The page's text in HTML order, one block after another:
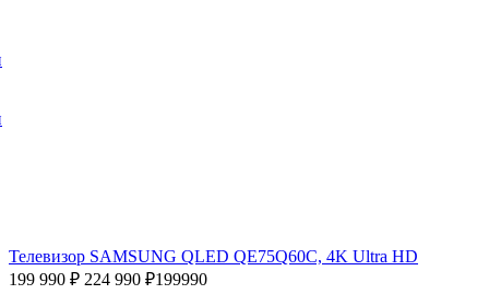
Телевизор SAMSUNG QLED QE75Q60C, 4K Ultra HD
199 990 ₽ 224 990 ₽199990